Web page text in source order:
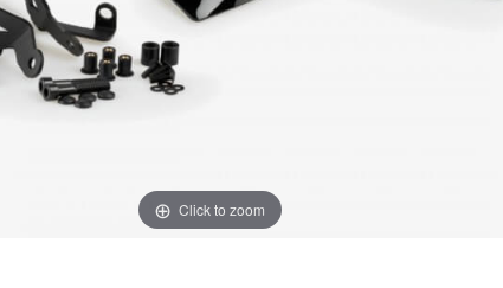
Click to zoom